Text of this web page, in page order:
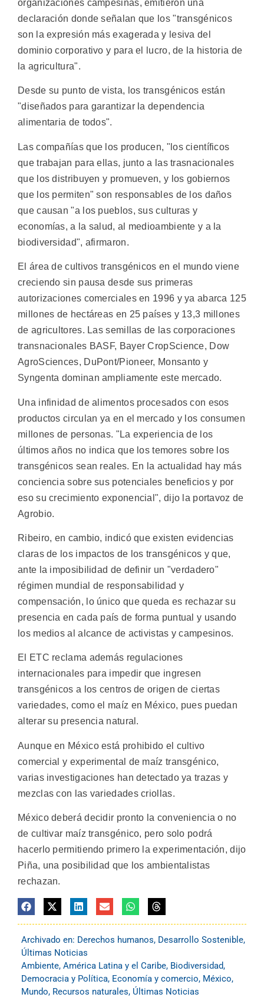
organizaciones campesinas, emitieron una
declaración donde señalan que los "transgénicos
son la expresión más exagerada y lesiva del
dominio corporativo y para el lucro, de la historia de
la agricultura".
Desde su punto de vista, los transgénicos están
"diseñados para garantizar la dependencia
alimentaria de todos".
Las compañías que los producen, "los científicos
que trabajan para ellas, junto a las trasnacionales
que los distribuyen y promueven, y los gobiernos
que los permiten" son responsables de los daños
que causan "a los pueblos, sus culturas y
economías, a la salud, al medioambiente y a la
biodiversidad", afirmaron.
El área de cultivos transgénicos en el mundo viene
creciendo sin pausa desde sus primeras
autorizaciones comerciales en 1996 y ya abarca 125
millones de hectáreas en 25 países y 13,3 millones
de agricultores. Las semillas de las corporaciones
transnacionales BASF, Bayer CropScience, Dow
AgroSciences, DuPont/Pioneer, Monsanto y
Syngenta dominan ampliamente este mercado.
Una infinidad de alimentos procesados con esos
productos circulan ya en el mercado y los consumen
millones de personas. "La experiencia de los
últimos años no indica que los temores sobre los
transgénicos sean reales. En la actualidad hay más
conciencia sobre sus potenciales beneficios y por
eso su crecimiento exponencial", dijo la portavoz de
Agrobio.
Ribeiro, en cambio, indicó que existen evidencias
claras de los impactos de los transgénicos y que,
ante la imposibilidad de definir un "verdadero"
régimen mundial de responsabilidad y
compensación, lo único que queda es rechazar su
presencia en cada país de forma puntual y usando
los medios al alcance de activistas y campesinos.
El ETC reclama además regulaciones
internacionales para impedir que ingresen
transgénicos a los centros de origen de ciertas
variedades, como el maíz en México, pues puedan
alterar su presencia natural.
Aunque en México está prohibido el cultivo
comercial y experimental de maíz transgénico,
varias investigaciones han detectado ya trazas y
mezclas con las variedades criollas.
México deberá decidir pronto la conveniencia o no
de cultivar maíz transgénico, pero solo podrá
hacerlo permitiendo primero la experimentación, dijo
Piña, una posibilidad que los ambientalistas
rechazan.
Archivado en: Derechos humanos, Desarrollo Sostenible,
Últimas Noticias
Ambiente, América Latina y el Caribe, Biodiversidad,
Democracia y Política, Economía y comercio, México,
Mundo, Recursos naturales, Últimas Noticias